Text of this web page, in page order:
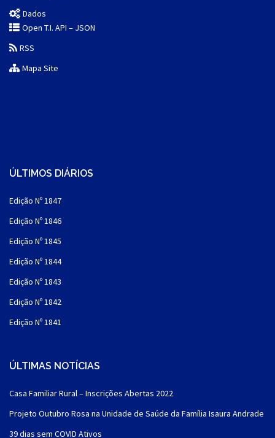
Dados
Open T.I. API – JSON
RSS
Mapa Site
ÚLTIMOS DIÁRIOS
Edição Nº 1847
Edição Nº 1846
Edição Nº 1845
Edição Nº 1844
Edição Nº 1843
Edição Nº 1842
Edição Nº 1841
ÚLTIMAS NOTÍCIAS
Casa Familiar Rural – Inscrições Abertas 2022
Projeto Outubro Rosa na Unidade de Saúde da Família Isaura Andrade
39 dias sem COVID Ativos